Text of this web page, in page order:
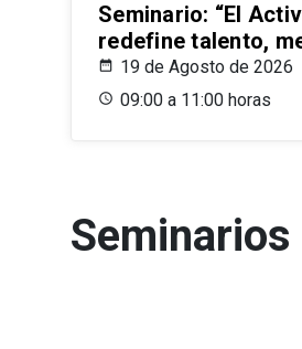
Seminario: “El
redefine talento,
19 de Agosto de 2026
09:00 a 11:00 horas
Seminarios